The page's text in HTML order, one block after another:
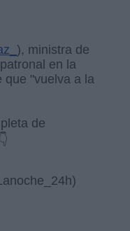
), ministra de
en la
que "vuelva a la
de
👇